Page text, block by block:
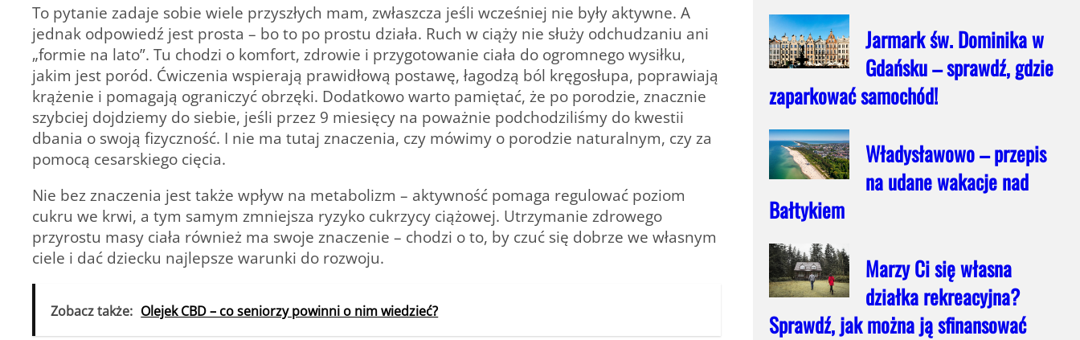
To pytanie zadaje sobie wiele przyszłych mam, zwłaszcza jeśli wcześniej nie były aktywne. A
jednak odpowiedź jest prosta – bo to po prostu działa. Ruch w ciąży nie służy odchudzaniu ani
„formie na lato”. Tu chodzi o komfort, zdrowie i przygotowanie ciała do ogromnego wysiłku,
jakim jest poród. Ćwiczenia wspierają prawidłową postawę, łagodzą ból kręgosłupa, poprawiają
krążenie i pomagają ograniczyć obrzęki. Dodatkowo warto pamiętać, że po porodzie, znacznie
szybciej dojdziemy do siebie, jeśli przez 9 miesięcy na poważnie podchodziliśmy do kwestii
dbania o swoją fizyczność. I nie ma tutaj znaczenia, czy mówimy o porodzie naturalnym, czy za
pomocą cesarskiego cięcia.
Nie bez znaczenia jest także wpływ na metabolizm – aktywność pomaga regulować poziom
cukru we krwi, a tym samym zmniejsza ryzyko cukrzycy ciążowej. Utrzymanie zdrowego
przyrostu masy ciała również ma swoje znaczenie – chodzi o to, by czuć się dobrze we własnym
ciele i dać dziecku najlepsze warunki do rozwoju.
Zobacz także: Olejek CBD – co seniorzy powinni o nim wiedzieć?
Jarmark św. Dominika w
Gdańsku – sprawdź, gdzie
zaparkować samochód!
Władysławowo – przepis
na udane wakacje nad
Bałtykiem
Marzy Ci się własna
działka rekreacyjna?
Sprawdź, jak można ją sfinansować